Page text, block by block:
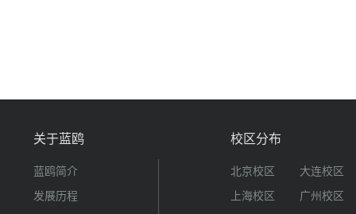
关于蓝鸥
蓝鸥简介
发展历程
校区分布
北京校区 大连校区
上海校区 广州校区